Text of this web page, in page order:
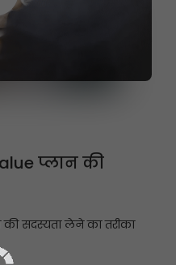
प्लान की
की सदस्यता लेने का तरीका